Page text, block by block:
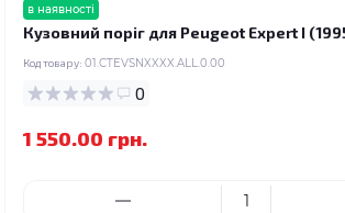
в наявності
Кузовний поріг для Peugeot Expert I
Код товару: 01.CTEVSNXXXX.ALL.0.00
0
1 550.00 грн.